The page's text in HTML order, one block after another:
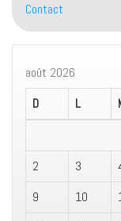
Contact
août 2026
D
L
2
3
9
10